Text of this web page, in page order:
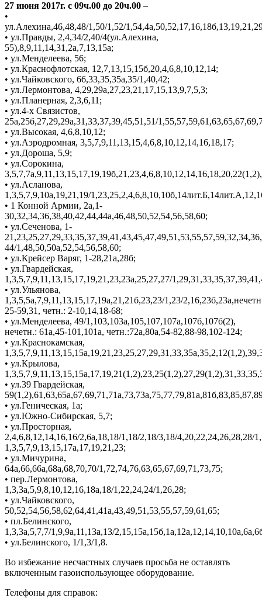
27 июня 2017г. с 09ч.00 до 20ч.00 –
•
ул.Алехина,46,48,48/1,50/1,52/
• ул.Правды, 2,4,34/2,40/4(ул.Алехина,
55),8,9,11,14,31,2а,7,13,15а;
• ул.Менделеева, 56;
• ул.Краснофлотская, 12,7,13,15,15б,20,4,6,8,10,12,14;
• ул.Чайковского, 66,33,35,35а,35/1,40,42;
• ул.Лермонтова, 4,29,29а,27,23,21,17,15,13,9,7,5,3;
• ул.Планерная, 2,3,6,11;
• ул.4-х Связистов,
25а,25б,27,29,29а,31,33,37,39,45,51,51/
• ул.Высокая, 4,6,8,10,12;
• ул.Аэродромная, 3,5,7,9,11,13,15,4,6,8,10,12,14,16,18,17;
• ул.Дороша, 5,9;
• ул.Сорокина,
• ул.Асланова,
1,3,5,7,9,10а,19,21,19/
• 1 Конной Армии, 2а,1-
30,32,34,36,38,40,42,44,44а,46,48,50,52,54,56,58,60;
• ул.Сеченова, 1-
44/1,48,50,50а,52,54,56,58,60;
• ул.Крейсер Варяг, 1-28,21а,28б;
• ул.Гвардейская,
1,3,5,7,9,11,13,15,17,19,21,23,23а,25,27,27/
• ул.Ульянова,
1,3,5,5а,7,9,11,13,15,17,19а,21,21б,23,23/1,23/
25-59,31, четн.: 2-10,14,18-68;
• ул.Менделеева, 49/1,103,103а,105,107,107а,107б,107б(2),
нечетн.: 61а,45-101,101а, четн.:72а,80а,54-82,88-98,102-124;
• ул.Краснокамская,
• ул.Крылова,
• ул.39 Гвардейская,
• ул.Геническая, 1а;
• ул.Южно-Сибирская, 5,7;
• ул.Просторная,
2,4,6,8,12,14,16,16/2,6а,18,18/1,18/2,18/3,18/4,20,22,24,26,28,28/1,
1,3,5,7,9,13,15,17а,17,19,21,23;
• ул.Мичурина,
64а,66,66а,68а,68,70,70/1,72,74,76,63,65,67,69,71,73,75;
• пер.Лермонтова,
1,3,3а,5,9,8,10,12,16,18а,18/1,22,24,24/1,26,28;
• ул.Чайковского,
50,52,54,56,58,62,64,41,41а,43,49,51,53,55,57,59,61,65;
• пл.Белинского,
1,3,3а,5,7,7/1,9,9а,11,13а,13/
• ул.Белинского, 1/1,3/1,8.
Во избежание несчастных случаев просьба не оставлять
включенным газоиспользующее оборудование.
Телефоны для справок: